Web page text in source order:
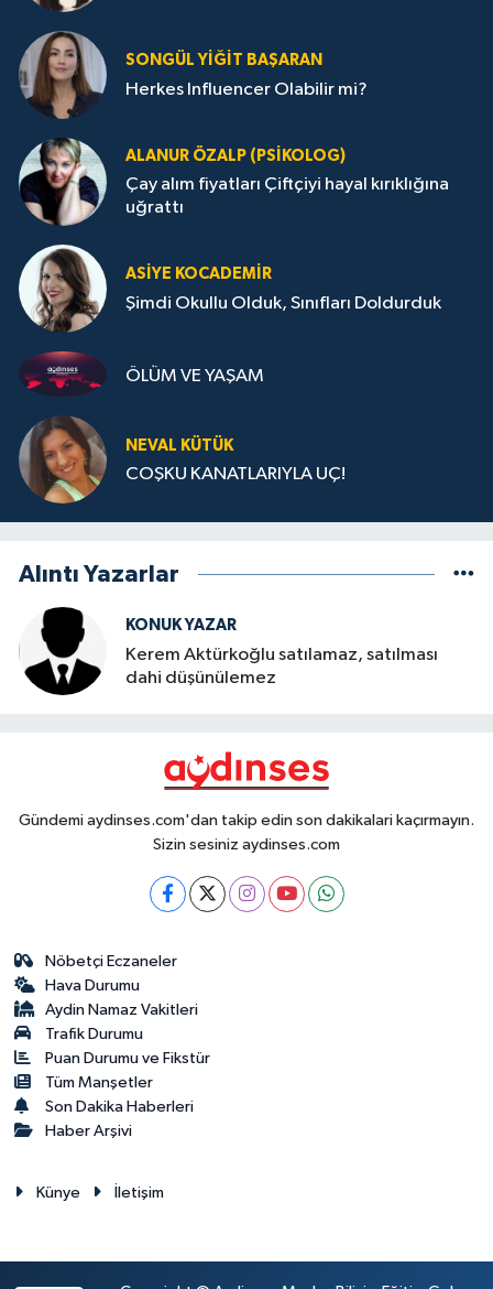
SONGÜL YIĞIT BAŞARAN
Herkes Influencer Olabilir mi?
ALANUR ÖZALP (PSIKOLOG)
Çay alım fiyatları Çiftçiyi hayal kırıklığına
uğrattı
ASIYE KOCADEMİR
Şimdi Okullu Olduk, Sınıfları Doldurduk
ÖLÜM VE YAŞAM
NEVAL KÜTÜK
COŞKU KANATLARIYLA UÇ!
Alıntı Yazarlar
KONUK YAZAR
Kerem Aktürkoğlu satılamaz, satılması
dahi düşünülemez
Gündemi aydinses.com'dan takip edin son dakikalari kaçırmayın.
Sizin sesiniz aydinses.com
Nöbetçi Eczaneler
Hava Durumu
Aydin Namaz Vakitleri
Trafik Durumu
Puan Durumu ve Fikstür
Tüm Manşetler
Son Dakika Haberleri
Haber Arşivi
Künye İletişim